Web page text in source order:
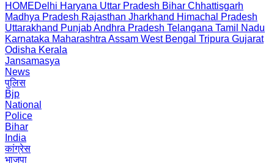
HOMEDelhi Haryana Uttar Pradesh Bihar Chhattisgarh
Madhya Pradesh Rajasthan Jharkhand Himachal Pradesh
Uttarakhand PunjabAndhra Pradesh Telangana Tamil Nadu
Karnataka Maharashtra Assam West Bengal Tripura Gujarat
Odisha Kerala
Jansamasya
News
पुलिस
Bjp
National
Police
Bihar
India
कांग्रेस
भाजपा